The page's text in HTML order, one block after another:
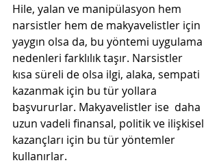
Hile, yalan ve manipülasyon hem
narsistler hem de makyavelistler için
yaygın olsa da, bu yöntemi uygulama
nedenleri farklılık taşır. Narsistler
kısa süreli de olsa ilgi, alaka, sempati
kazanmak için bu tür yollara
başvururlar. Makyavelistler ise  daha
uzun vadeli finansal, politik ve ilişkisel
kazançları için bu tür yöntemler
kullanırlar.